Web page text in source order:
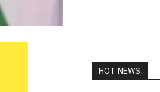
HOT NEWS